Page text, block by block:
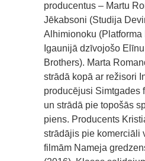
producentus – Martu
Jēkabsoni (Studija
Alhimionoku (Platforma
Igaunijā dzīvojošo
Brothers). Marta
strādā kopā ar režisori
producējusi Simtgades
un strādā pie topošās
piens. Producents
strādājis pie komerciāli
filmām Nameja